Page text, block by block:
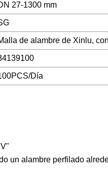
27-1300 mm
de alambre de Xinlu,
Día
un alambre perfilado